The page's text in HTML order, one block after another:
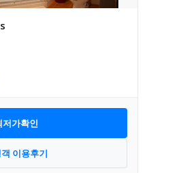
저가확인
이용후기